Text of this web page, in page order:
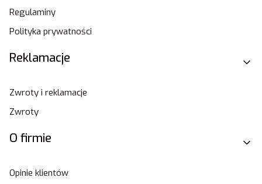
Regulaminy
Polityka prywatności
Reklamacje
Zwroty i reklamacje
Zwroty
O firmie
Opinie klientów